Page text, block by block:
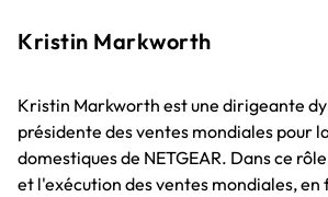
Kristin Markworth
Kristin Markworth est une dirigeante
présidente des ventes mondiales pour
domestiques de NETGEAR. Dans ce
et l'exécution des ventes mondiales,